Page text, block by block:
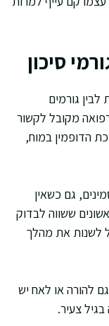
סיכון
לבין גורמים
מקובל לקשור
הדופמין במוח,
גם כשאין
ששווה לבדוק
לשנות את מהלך
להורה או לאח יש
צעיר.